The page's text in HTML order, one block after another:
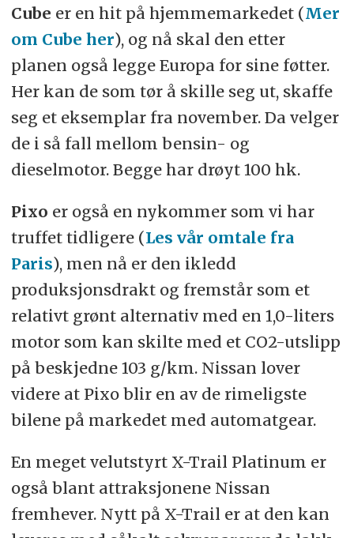
Cube er en hit på hjemmemarkedet (Mer
om Cube her), og nå skal den etter
planen også legge Europa for sine føtter.
Her kan de som tør å skille seg ut, skaffe
seg et eksemplar fra november. Da velger
de i så fall mellom bensin- og
dieselmotor. Begge har drøyt 100 hk.
Pixo er også en nykommer som vi har
truffet tidligere (Les vår omtale fra
Paris), men nå er den ikledd
produksjonsdrakt og fremstår som et
relativt grønt alternativ med en 1,0-liters
motor som kan skilte med et CO2-utslipp
på beskjedne 103 g/km. Nissan lover
videre at Pixo blir en av de rimeligste
bilene på markedet med automatgear.
En meget velutstyrt X-Trail Platinum er
også blant attraksjonene Nissan
fremhever. Nytt på X-Trail er at den kan